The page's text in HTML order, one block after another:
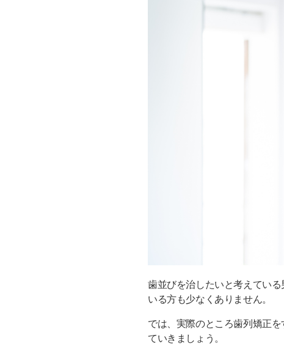
歯並びを治したいと考えてい
いる方も少なくありません。
では、実際のところ歯列矯正
ていきましょう。